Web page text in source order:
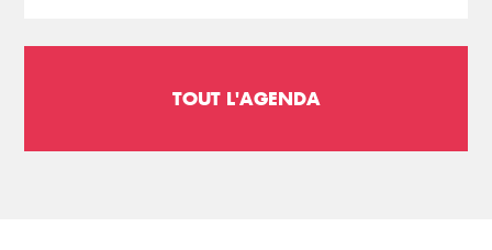
TOUT L'AGENDA